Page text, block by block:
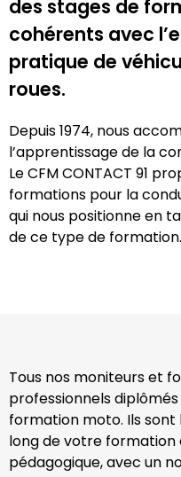
des stages de
cohérents avec
pratique de
roues.
Depuis 1974, nous
l’apprentissage de la
Le CFM CONTACT 91
formations pour la
qui nous positionne en
de ce type de formation.
Tous nos moniteurs et
professionnels
formation moto. Ils
long de votre formation
pédagogique, avec un